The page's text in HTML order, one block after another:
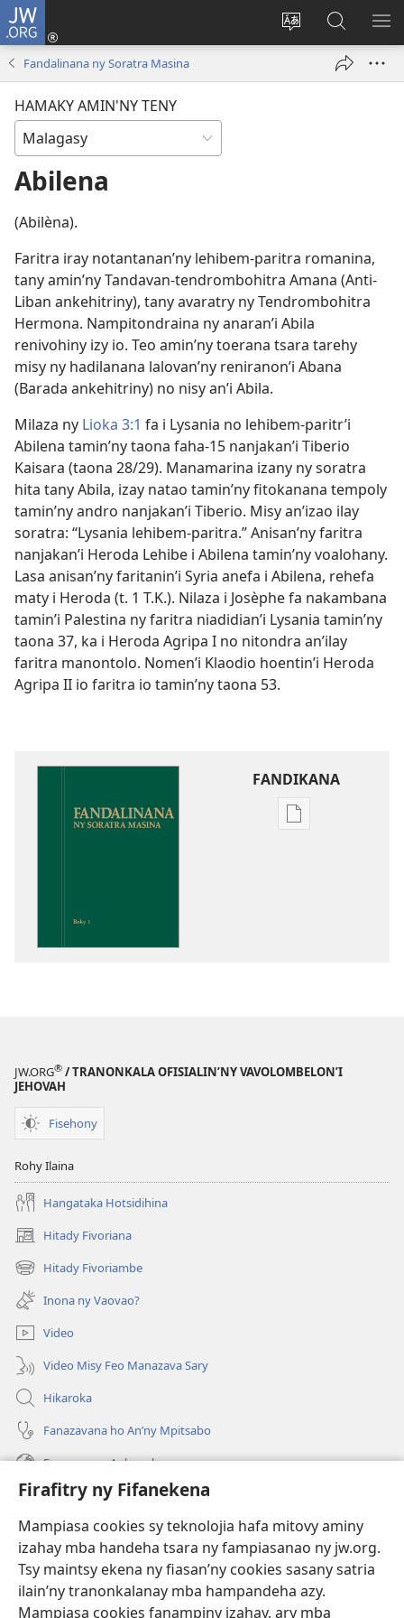
Firafitry ny Fifanekena
Mampiasa cookies sy teknolojia hafa mitovy aminy
izahay mba handeha tsara ny fampiasanao ny jw.org.
Tsy maintsy ekena ny fiasan’ny cookies sasany satria
ilain’ny tranonkalanay mba hampandeha azy.
Mampiasa cookies fanampiny izahay, ary mba
JW.ORG
Hiova
Hiditra
(manokatra
ato
Amin’ny
Fandalinana ny Soratra Masina
HAMAKY AMIN'NY TENY
Abilena
(Abilèna).
Faritra iray notantanan’ny lehibem-paritra romanina,
tany amin’ny Tandavan-tendrombohitra Amana (Anti-
Liban ankehitriny), tany avaratry ny Tendrombohitra
Hermona. Nampitondraina ny anaran’i Abila
renivohiny izy io. Teo amin’ny toerana tsara tarehy
misy ny hadilanana lalovan’ny reniranon’i Abana
(Barada ankehitriny) no nisy an’i Abila.
Milaza ny Lioka 3:1 fa i Lysania no lehibem-paritr’i
Abilena tamin’ny taona faha-15 nanjakan’i Tiberio
Kaisara (taona 28/29). Manamarina izany ny soratra
hita tany Abila, izay natao tamin’ny fitokanana tempoly
tamin’ny andro nanjakan’i Tiberio. Misy an’izao ilay
soratra: “Lysania lehibem-paritra.” Anisan’ny faritra
nanjakan’i Heroda Lehibe i Abilena tamin’ny voalohany.
Lasa anisan’ny faritanin’i Syria anefa i Abilena, rehefa
maty i Heroda (t. 1 T.K.). Nilaza i Josèphe fa nakambana
tamin’i Palestina ny faritra niadidian’i Lysania tamin’ny
taona 37, ka i Heroda Agripa I no nitondra an’ilay
faritra manontolo. Nomen’i Klaodio hoentin’i Heroda
Agripa II io faritra io tamin’ny taona 53.
FANDIKANA
Fandikana
JW.ORG® / TRANONKALA OFISIALIN’NY VAVOLOMBELON’I
JEHOVAH
Fisehony
Rohy Ilaina
Hangataka Hotsidihina
Hitady Fivoriana
(manokatra
rohy) Hitady Fivoriambe
(manokatra
rohy) Inona ny Vaovao?
Video
Video Misy Feo Manazava Sary
Hikaroka
Fanazavana ho An’ny Mpitsabo
Fanazavana Ankapobeny
Fanampiana
Fanomezana
(manokatra
rohy)
FITEHIRIZAM-BOKIN’NY Vavolombelon’i Jehovah
(manokatra